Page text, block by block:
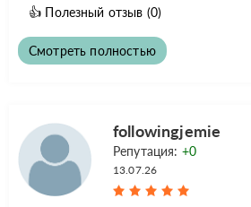
👍 Полезный отзыв (0)
Смотреть полностью
followingjemie
Репутация: +0
13.07.26